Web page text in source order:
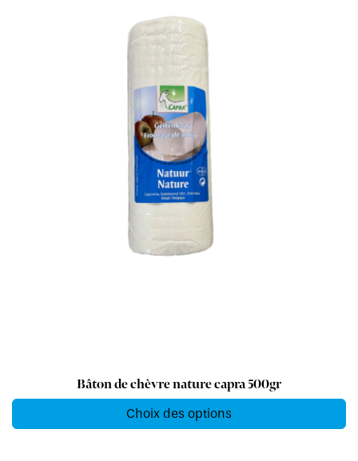
Bâton de chèvre nature capra 500gr
Choix des options